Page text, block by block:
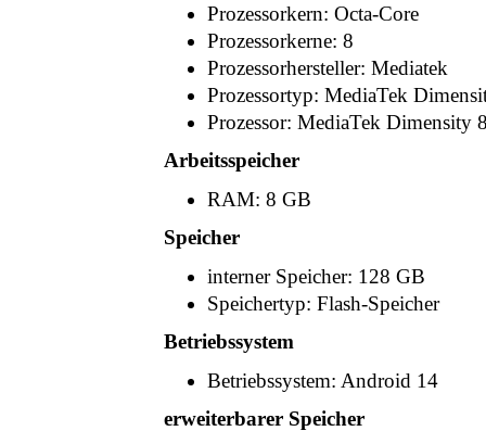
Prozessorkern: Octa-Core
Prozessorkerne: 8
Prozessorhersteller: Mediatek
Prozessortyp: MediaTek
Prozessor: MediaTek Dimensity
Arbeitsspeicher
RAM: 8 GB
Speicher
interner Speicher: 128 GB
Speichertyp: Flash-Speicher
Betriebssystem
Betriebssystem: Android 14
erweiterbarer Speicher